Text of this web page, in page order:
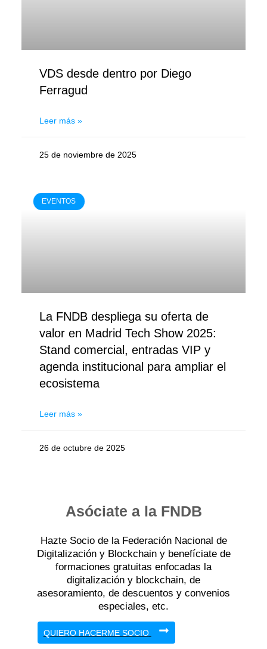
VDS desde dentro por Diego
Ferragud
Leer más »
25 de noviembre de 2025
EVENTOS
La FNDB despliega su oferta de
valor en Madrid Tech Show 2025:
Stand comercial, entradas VIP y
agenda institucional para ampliar el
ecosistema
Leer más »
26 de octubre de 2025
Asóciate a la FNDB
Hazte Socio de la Federación Nacional de
Digitalización y Blockchain y benefíciate de
formaciones gratuitas enfocadas la
digitalización y blockchain, de
asesoramiento, de descuentos y convenios
especiales, etc.
QUIERO HACERME SOCIO